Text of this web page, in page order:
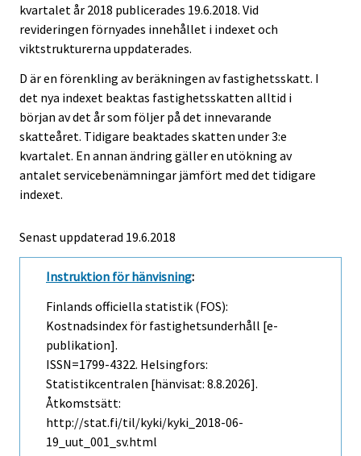
kvartalet år 2018 publicerades 19.6.2018. Vid
revideringen förnyades innehållet i indexet och
viktstrukturerna uppdaterades.
D är en förenkling av beräkningen av fastighetsskatt. I
det nya indexet beaktas fastighetsskatten alltid i
början av det år som följer på det innevarande
skatteåret. Tidigare beaktades skatten under 3:e
kvartalet. En annan ändring gäller en utökning av
antalet servicebenämningar jämfört med det tidigare
indexet.
Senast uppdaterad 19.6.2018
Instruktion för hänvisning:
Finlands officiella statistik (FOS):
Kostnadsindex för fastighetsunderhåll [e-
publikation].
ISSN=1799-4322. Helsingfors:
Statistikcentralen [hänvisat: 8.8.2026].
Åtkomstsätt:
http://stat.fi/til/kyki/kyki_2018-06-
19_uut_001_sv.html